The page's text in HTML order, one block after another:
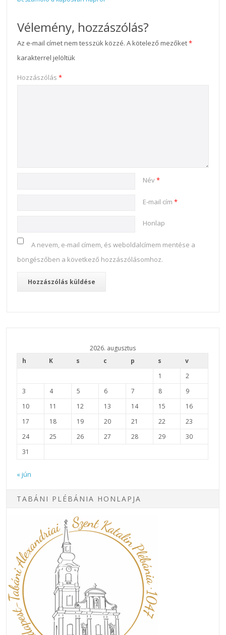
Vélemény, hozzászólás?
Az e-mail címet nem tesszük közzé. A kötelező mezőket*
karakterrel jelöltük
Hozzászólás*
Név*
E-mail cím*
Honlap
A nevem, e-mail címem, és weboldalcímem mentése a
böngészőben a következő hozzászólásomhoz.
2026. augusztus
h
K s c p s
v
1
2
3
4 5 6 7 8
9
10
11 12 13 14 15
16
17
18 19 20 21 22
23
24
25 26 27 28 29
30
31
« jún
TABÁNI PLÉBÁNIA HONLAPJA